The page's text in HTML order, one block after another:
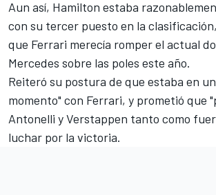
Aun así, Hamilton estaba
con su tercer puesto en la
que Ferrari merecía romper el actual
Mercedes sobre las poles este año.
Reiteró su postura de que estaba en
momento" con Ferrari, y prometió que
Antonelli y Verstappen tanto como
luchar por la victoria.